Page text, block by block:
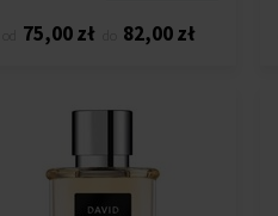
75,00 zł 82,00 zł